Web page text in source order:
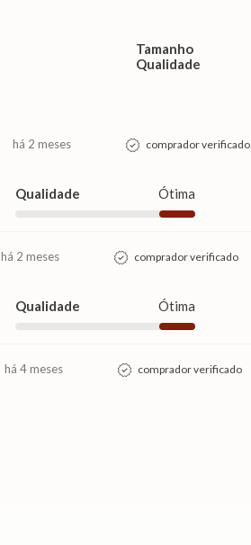
Tamanho
Qualidade
há 2 meses comprador verificado
Qualidade Ótima
há 2 meses comprador verificado
Qualidade Ótima
há 4 meses comprador verificado